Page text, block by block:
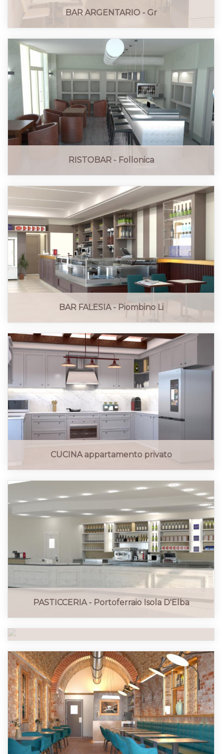
BAR ARGENTARIO - Gr
RISTOBAR - Follonica
BAR FALESIA - Piombino Li
CUCINA appartamento privato
PASTICCERIA - Portoferraio Isola D'Elba